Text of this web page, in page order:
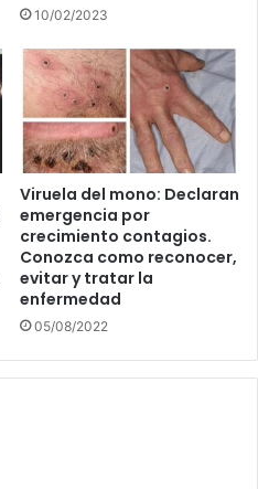
10/02/2023
Viruela del mono: Declaran
emergencia por
crecimiento contagios.
Conozca como reconocer,
evitar y tratar la
enfermedad
05/08/2022